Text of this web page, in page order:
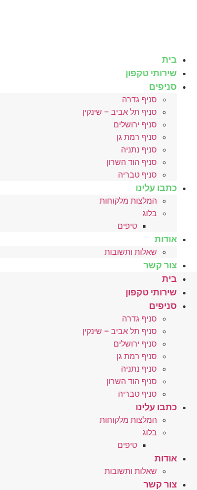
בית
שירותי טקפון
סניפים
סניף גדרה
סניף תל אביב – שינקין
סניף ירושלים
סניף רמת גן
סניף נתניה
סניף הוד השרון
סניף טבריה
כתבו עלינו
המלצות מלקוחות
בלוג
טיפים
אודות
שאלות ותשובות
צור קשר
בית
שירותי טקפון
סניפים
סניף גדרה
סניף תל אביב – שינקין
סניף ירושלים
סניף רמת גן
סניף נתניה
סניף הוד השרון
סניף טבריה
כתבו עלינו
המלצות מלקוחות
בלוג
טיפים
אודות
שאלות ותשובות
צור קשר